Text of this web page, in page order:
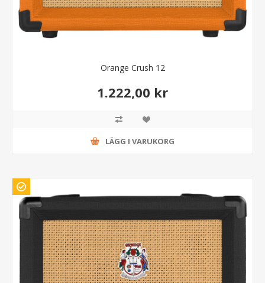
Orange Crush 12
1.222,00 kr
LÄGG I VARUKORG